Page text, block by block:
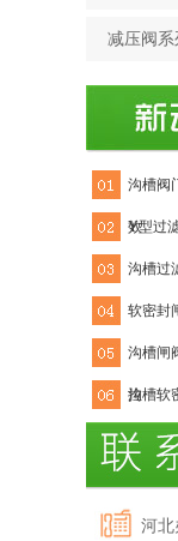
减压阀系
沟槽阀
效
Y型过
沟槽过
软密封
沟槽闸
拉
沟槽软
河北